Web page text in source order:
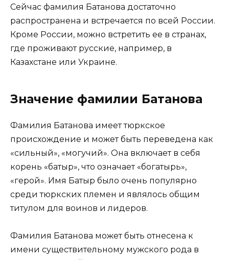
Сейчас фамилия Батанова достаточно
распространена и встречается по всей России.
Кроме России, можно встретить ее в странах,
где проживают русские, например, в
Казахстане или Украине.
Значение фамилии Батанова
Фамилия Батанова имеет тюркское
происхождение и может быть переведена как
«сильный», «могучий». Она включает в себя
корень «батыр», что означает «богатырь»,
«герой». Имя Батыр было очень популярно
среди тюркских племен и являлось общим
титулом для воинов и лидеров.
Фамилия Батанова может быть отнесена к
имени существительному мужского рода в